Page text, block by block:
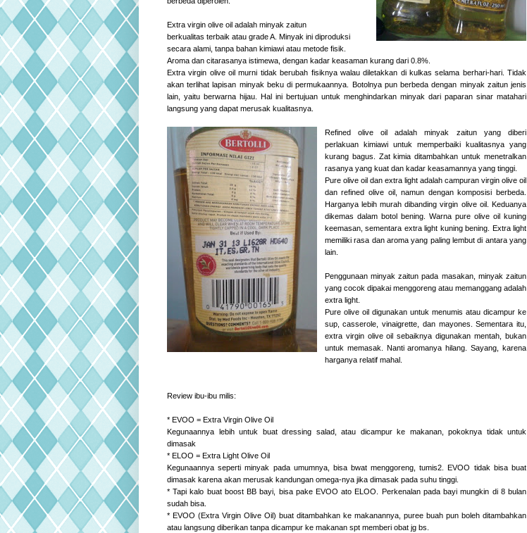
Extra virgin olive oil adalah minyak zaitun
berkualitas terbaik atau grade A. Minyak ini diproduksi
secara alami, tanpa bahan kimiawi atau metode fisik.
Aroma dan citarasanya istimewa, dengan kadar keasaman kurang dari 0.8%.
Extra virgin olive oil murni tidak berubah fisiknya walau diletakkan di kulkas selama berhari-hari. Tidak
akan terlihat lapisan minyak beku di permukaannya. Botolnya pun berbeda dengan minyak zaitun jenis
lain, yaitu berwarna hijau. Hal ini bertujuan untuk menghindarkan minyak dari paparan sinar matahari
langsung yang dapat merusak kualitasnya.
Refined olive oil adalah minyak zaitun yang diberi
perlakuan kimiawi untuk memperbaiki kualitasnya yang
kurang bagus. Zat kimia ditambahkan untuk menetralkan
rasanya yang kuat dan kadar keasamannya yang tinggi.
Pure olive oil dan extra light adalah campuran virgin olive oil
dan refined olive oil, namun dengan komposisi berbeda.
Harganya lebih murah dibanding virgin olive oil. Keduanya
dikemas dalam botol bening. Warna pure olive oil kuning
keemasan, sementara extra light kuning bening. Extra light
memiliki rasa dan aroma yang paling lembut di antara yang
lain.
Penggunaan minyak zaitun pada masakan, minyak zaitun
yang cocok dipakai menggoreng atau memanggang adalah
extra light.
Pure olive oil digunakan untuk menumis atau dicampur ke
sup, casserole, vinaigrette, dan mayones. Sementara itu,
extra virgin olive oil sebaiknya digunakan mentah, bukan
untuk memasak. Nanti aromanya hilang. Sayang, karena
harganya relatif mahal.
Review ibu-ibu milis:
* EVOO = Extra Virgin Olive Oil
Kegunaannya lebih untuk buat dressing salad, atau dicampur ke makanan, pokoknya tidak untuk
dimasak
* ELOO = Extra Light Olive Oil
Kegunaannya seperti minyak pada umumnya, bisa bwat menggoreng, tumis2. EVOO tidak bisa buat
dimasak karena akan merusak kandungan omega-nya jika dimasak pada suhu tinggi.
* Tapi kalo buat boost BB bayi, bisa pake EVOO ato ELOO. Perkenalan pada bayi mungkin di 8 bulan
sudah bisa.
* EVOO (Extra Virgin Olive Oil) buat ditambahkan ke makanannya, puree buah pun boleh ditambahkan
atau langsung diberikan tanpa dicampur ke makanan spt memberi obat jg bs.